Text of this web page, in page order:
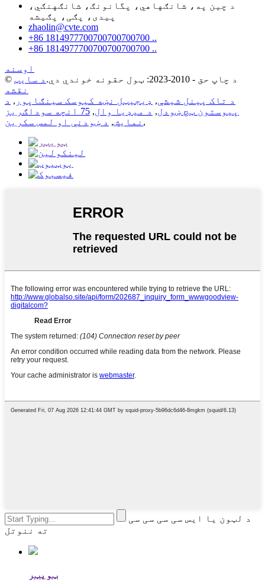
د چین په، شانګهاهي، پگانونګ، شانګهنګي،
پیدی، پګی، پګیشه
zhaolin@cvte.com
+86 1814977700700700700700 ..
+86 1814977700700700700700 ..
اوسنه
© د چاپ حق - 2010-2023: ټول حقونه خوندي دي.
د سایټ
نقشه
د تاک پینل شیشې, ډیجیټل نښه کیوسک سینګاپور , د
پیوستون ټچ ښودل, د میډیا وال,
75 انچه سوداګریز
نمایش, د ښودنې او لمس سکرین ,
د لټون یا ایس سی سی سی سی
ته ننوتل
ټویټر